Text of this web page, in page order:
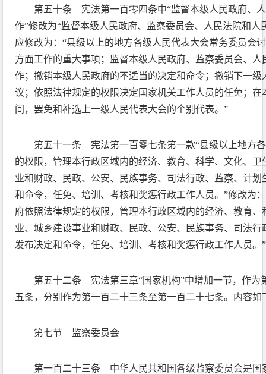
第五十条 宪法第一百零四条中“监督本级人民政府、
作”修改为“监督本级人民政府、监察委员会、人民法院和人
应修改为：“县级以上的地方各级人民代表大会常务委员会
方面工作的重大事项；监督本级人民政府、监察委员会、
作；撤销本级人民政府的不适当的决定和命令；撤销下一
议；依照法律规定的权限决定国家机关工作人员的任免；
间，罢免和补选上一级人民代表大会的个别代表。”
第五十一条 宪法第一百零七条第一款“县级以上地方
的权限，管理本行政区域内的经济、教育、科学、文化、
业和财政、民政、公安、民族事务、司法行政、监察、计
和命令，任免、培训、考核和奖惩行政工作人员。”修改为
府依照法律规定的权限，管理本行政区域内的经济、教育
业、城乡建设事业和财政、民政、公安、民族事务、司法
发布决定和命令，任免、培训、考核和奖惩行政工作人员。”
第五十二条 宪法第三章“国家机构”中增加一节，作为
五条，分别作为第一百二十三条至第一百二十七条。内容如
第七节 监察委员会
第一百二十三条 中华人民共和国各级监察委员会是国